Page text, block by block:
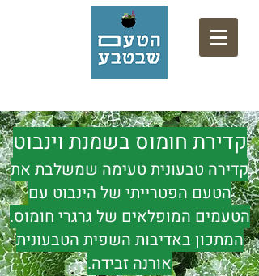
קדירת חומוס בשמנת וינבוט
קדירה טבעונית טעימה שמשלבת את
הטעם הפטרייתי של הינבוט עם
הטעמים המופלאים של גרגרי חומוס.
המתכון באדיבות השפית הטבעונית
אורנה זבידה.